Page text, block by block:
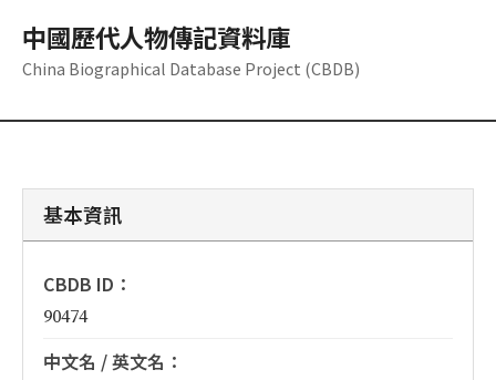
中國歷代人物傳記資料庫
China Biographical Database Project (CBDB)
基本資訊
CBDB ID：
90474
中文名 / 英文名：